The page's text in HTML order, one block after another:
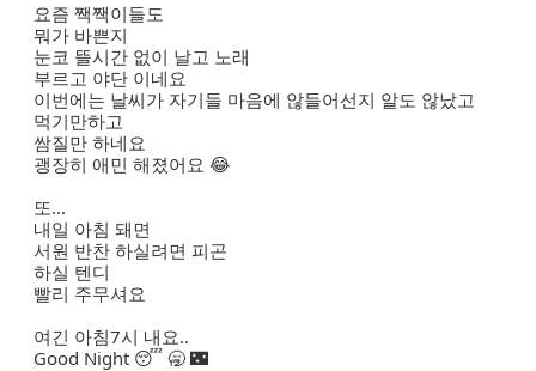
요즘 짹짹이들도
뭐가 바쁜지
눈코 뜰시간 없이 날고 노래
부르고 야단 이네요
이번에는 날씨가 자기들 마음에 않들어선지 알도 않났고
먹기만하고
쌈질만 하네요
괭장히 애민 해졌어요 😂
또...
내일 아침 돼면
서원 반찬 하실려면 피곤
하실 텐디
빨리 주무셔요
여긴 아침7시 내요..
Good Night 😴 🥱 🌃